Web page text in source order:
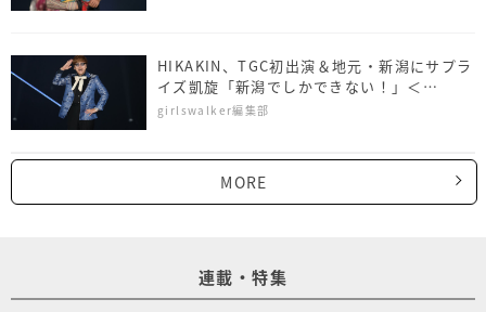
HIKAKIN、TGC初出演＆地元・新潟にサプラ
イズ凱旋「新潟でしかできない！」＜
NAMICS presents TGC 新潟 2026＞
girlswalker編集部
MORE
連載・特集